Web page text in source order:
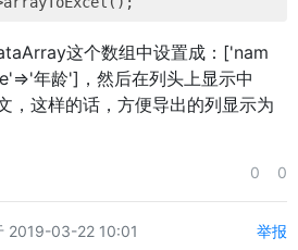
这个数组中设置成：['nam
年龄']，然后在列头上显示中
，这样的话，方便导出的列显示为
0 0
2019-03-22 10:01 举报